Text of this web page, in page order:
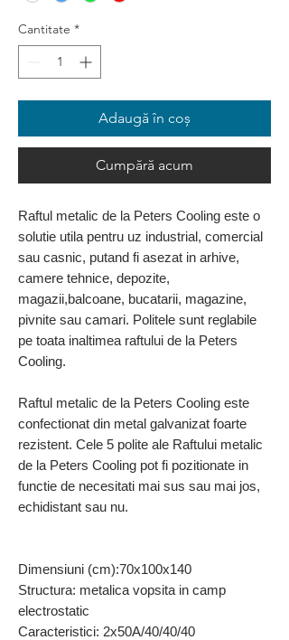
Cantitate *
Adaugă în coș
Cumpără acum
Raftul metalic de la Peters Cooling este o
solutie utila pentru uz industrial, comercial
sau casnic, putand fi asezat in arhive,
camere tehnice, depozite,
magazii,balcoane, bucatarii, magazine,
pivnite sau camari. Politele sunt reglabile
pe toata inaltimea raftului de la Peters
Cooling.
Raftul metalic de la Peters Cooling este
confectionat din metal galvanizat foarte
rezistent. Cele 5 polite ale Raftului metalic
de la Peters Cooling pot fi pozitionate in
functie de necesitati mai sus sau mai jos,
echidistant sau nu.
Dimensiuni (cm):70x100x140
Structura: metalica vopsita in camp
electrostatic
Caracteristici: 2x50A/40/40/40